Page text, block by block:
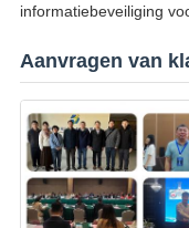
informatiebeveiliging
Aanvragen van